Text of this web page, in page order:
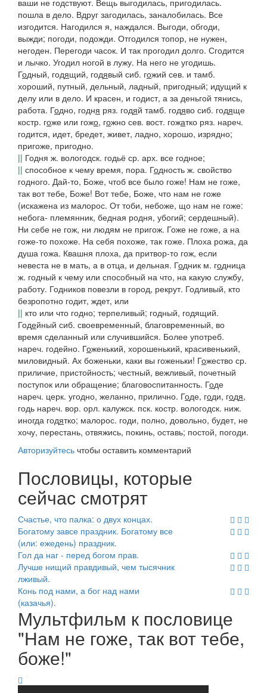
ваши не годствуют. Вещь выгодилась, пригодилась.
пошла в дело. Вдруг загодилась, заналобилась. Все
изгодится. Нагодился я, наждался. Выгоди, обгоди,
выжди; погоди, подожди. Отгодился топор, не нужен,
негоден. Перегоди часок. И так прогодил долго. Сгодится
и лычко. Угодил ногой в лужу. На него не угодишь.
Годный, годящий, годявый сиб. гожий сев. и тамб.
хороший, путный, дельный, ладный, пригодный; идущий к
делу или в дело. И красен, и годист, а за деньгой тянись,
работа. Годно, годня ряз. годяй тамб. годяво сиб. годяще
костр. гоже или гожо, гожно сев. вост. гожатко ряз. нареч.
годится, идет, бредет, живет, ладно, хорошо, изрядно;
пригоже, пригодно.
|| Годня ж. вологодск. годьё ср. арх. все годное;
|| способное к чему время, пора. Годность ж. свойство
годного. Дай-то, Боже, чтоб все было гоже! Нам не гоже,
так вот тебе, Боже! Вот тебе, Боже, что нам не гоже
(искажена из малорос. От тоби, небоже, що нам не гоже:
небога- племянник, бедная родня, убогий; сердешный).
Ни себе не гож, ни людям не пригож. Гоже не гоже, а на
гоже-то похоже. На себя похоже, так гоже. Плоха рожа, да
душа гожа. Квашня плоха, да притвор-то гож, если
невеста не в мать, а в отца, и дельная. Годник м. годница
ж. годный к чему или способный на что, на какую службу,
работу. Годников повезли в город, рекрут. Годливый, кто
безропотно годит, ждет, или
|| кто или что годно; терпеливый; годный, годящий.
Годейный сиб. своевременный, благовременный, во
время сделанный или случившийся. Более употреб.
нареч. годейно. Гоженький, хорошенький, красивенький,
миловидный. Ах боженьки, каки вы гоженьки! Гожество ср.
приличие, пристойность; честный, вежливый, почетный
поступок или обращение; благовоспитанность. Годе
нареч. церк. угодно, желанно, прилично. Годе, годи, годя,
годь нареч. вор. орл. калужск. пск. костр. вологодск. ниж.
иногда годятко; малорос. годи, полно, довольно, будет, не
хочу, перестань, отвяжись, покинь, оставь; постой, погоди.
Авторизуйтесь чтобы оставить комментарий
Пословицы, которые
сейчас смотрят
Счастье, что палка: о двух концах.
Богатому завсе праздник. Богатому все
(или: ежедень) праздник.
Гол да наг - перед богом прав.
Лучше нищий правдивый, чем тысячник
лживый.
Конь под нами, а бог над нами
(казачья).
Мультфильм к пословице
"Нам не гоже, так вот тебе,
боже!"